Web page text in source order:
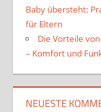
Baby übersteht:
für Eltern
Die Vorteile
– Komfort und
NEUESTE